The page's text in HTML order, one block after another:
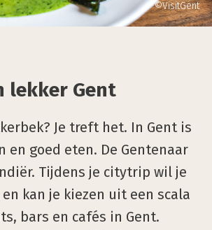
©VisitGent
lekker Gent
Je treft het. In Gent is
en goed eten. De Gentenaar
Tijdens je citytrip wil je
kan je kiezen uit een scala
bars en cafés in Gent.